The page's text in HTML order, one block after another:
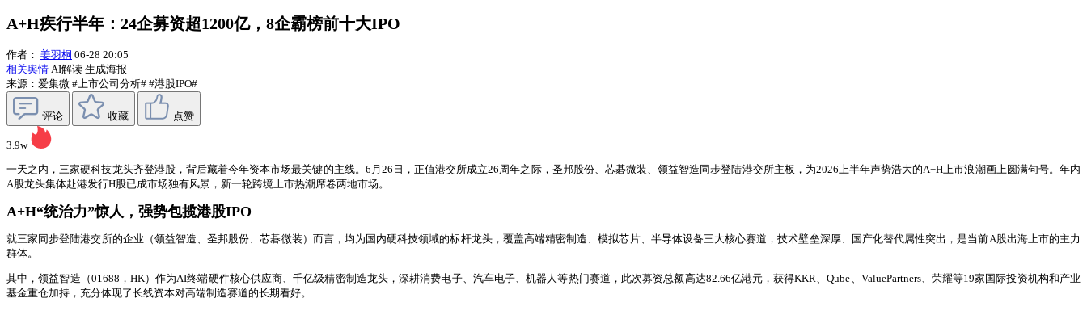
A+H疾行半年：24企募资超1200亿，8企霸榜前十大IPO
作者： 姜羽桐 06-28 20:05
相关舆情 AI解读 生成海报
来源：爱集微 #上市公司分析# #港股IPO#
评论 收藏 点赞
3.9w
一天之内，三家硬科技龙头齐登港股，背后藏着今年资本市场最关键的主线。6月26日，正值港交所成立26周年之际，圣邦股份、芯碁微装、领益智造同步登陆港交所主板，为2026上半年声势浩大的A+H上市浪潮画上圆满句号。年内
A股龙头集体赴港发行H股已成市场独有风景，新一轮跨境上市热潮席卷两地市场。
A+H“统治力”惊人，强势包揽港股IPO
就三家同步登陆港交所的企业（领益智造、圣邦股份、芯碁微装）而言，均为国内硬科技领域的标杆龙头，覆盖高端精密制造、模拟芯片、半导体设备三大核心赛道，技术壁垒深厚、国产化替代属性突出，是当前A股出海上市的主力
群体。
其中，领益智造（01688，HK）作为AI终端硬件核心供应商、千亿级精密制造龙头，深耕消费电子、汽车电子、机器人等热门赛道，此次募资总额高达82.66亿港元，获得KKR、Qube、ValuePartners、荣耀等19家国际投资机构和产业
基金重仓加持，充分体现了长线资本对高端制造赛道的长期看好。